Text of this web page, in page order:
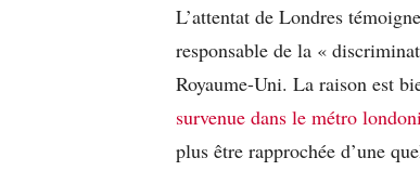
L’attentat de Londres
responsable de la «
Royaume-Uni. La raison est
survenue dans le métro
plus être rapprochée d’une